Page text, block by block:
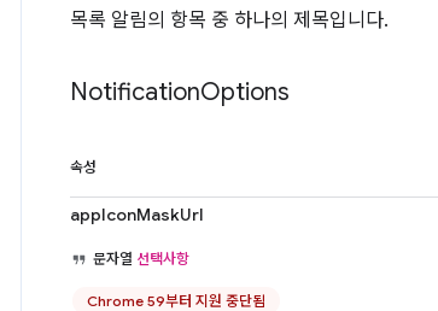
목록 알림의 항목 중 하나의 제목입니다.
NotificationOptions
속성
appIconMaskUrl
문자열 선택사항
Chrome 59부터 지원 중단됨